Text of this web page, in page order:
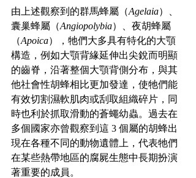
由上述觀察到的群馬蜂屬（Agelaia）、
囊巢蜂屬（Angiopolybia）、夜胡蜂屬
（Apoica），牠們大多具有特化的大顎
構造，例如大顎背緣延伸出尖銳而明顯
的齒脊，沿著整個大顎背側分布，與其
他社會性胡蜂相比更加發達，使牠們能
有效切割濕軟肌肉或刮取組織碎片，同
時也利於抓取滑動的蒼蠅幼蟲。過去在
多個國家亦曾觀察到這 3 個屬的胡蜂出
現在各種不同的動物遺體上，代表牠們
在某些熱帶地區的腐屍生態中長期扮演
著重要的成員。